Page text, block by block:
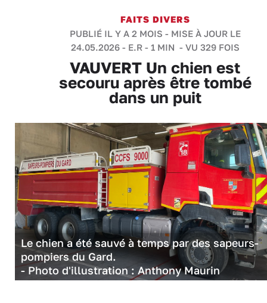
FAITS DIVERS
PUBLIÉ IL Y A 2 MOIS - MISE À JOUR LE
24.05.2026 - E.R- 1 MIN - VU 329 FOIS
VAUVERT Un chien est
secouru après être tombé
dans un puit
Le chien a été sauvé à temps par des sapeurs-
pompiers du Gard.
- Photo d'illustration : Anthony Maurin